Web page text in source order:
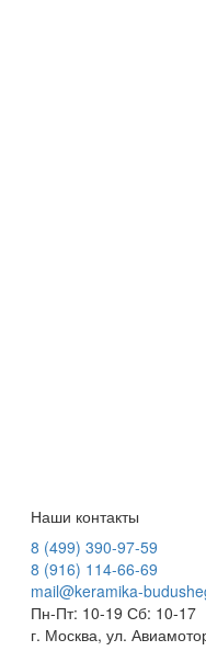
Наши контакты
8 (499) 390-97-59
8 (916) 114-66-69
mail@keramika-
Пн-Пт: 10-19 Сб: 10-17
г. Москва, ул.